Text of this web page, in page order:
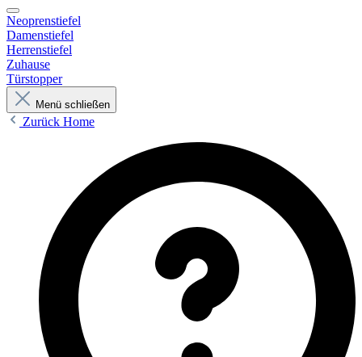
Neoprenstiefel
Damenstiefel
Herrenstiefel
Zuhause
Türstopper
Menü schließen
Zurück Home